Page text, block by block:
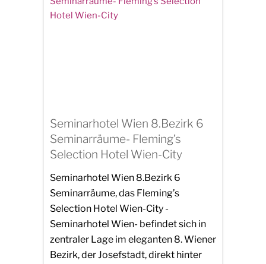
Seminarhotel Wien 8.Bezirk 6
Seminarräume- Fleming’s
Selection Hotel Wien-City
Seminarhotel Wien 8.Bezirk 6
Seminarräume, das Fleming’s
Selection Hotel Wien-City -
Seminarhotel Wien- befindet sich in
zentraler Lage im eleganten 8. Wiener
Bezirk, der Josefstadt, direkt hinter